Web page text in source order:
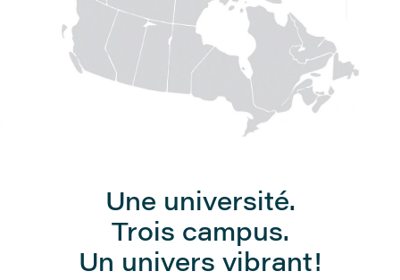
Une université.
Trois campus.
Un univers vibrant!